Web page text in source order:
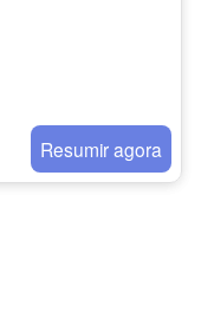
Resumir agora